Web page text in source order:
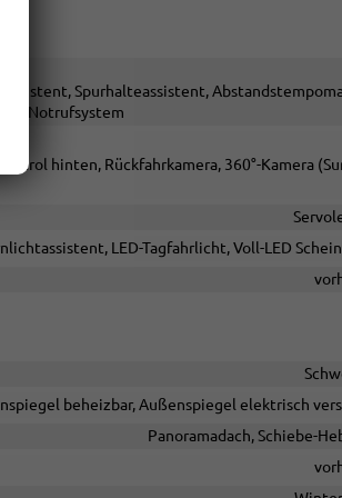
Spurhalteassistent,
Notrufsystem
hinten, Rückfahrkamera, 360°-Kamera
LED-Tagfahrlicht, Voll-LED
beheizbar, Außenspiegel elektrisch
Panoramadach, Schiebe-